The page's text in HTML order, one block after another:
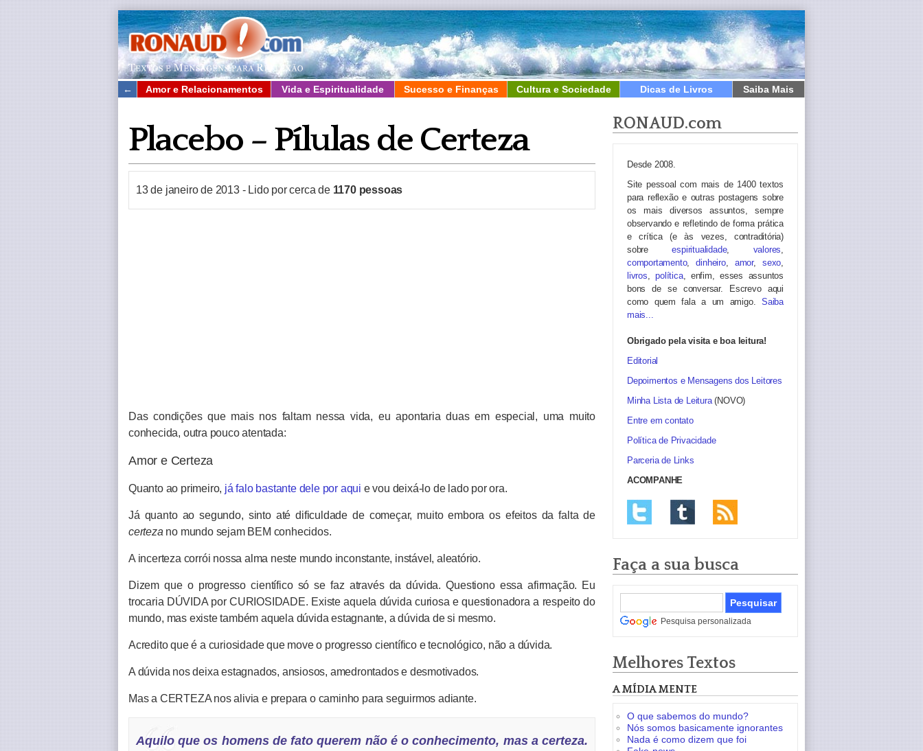
← Amor e Relacionamentos Vida e Espiritualidade Sucesso e Finanças Cultura e Sociedade Dicas de Livros Saiba Mais
Placebo – Pílulas de Certeza
13 de janeiro de 2013- Lido por cerca de 1170pessoas
Das condições que mais nos faltam nessa vida, eu apontaria duas em especial, uma muito
conhecida, outra pouco atentada:
Amor e Certeza
Quanto ao primeiro, já falo bastante dele por aqui e vou deixá-lo de lado por ora.
Já quanto ao segundo, sinto até dificuldade de começar, muito embora os efeitos da falta de
certeza no mundo sejam BEM conhecidos.
A incerteza corrói nossa alma neste mundo inconstante, instável, aleatório.
Dizem que o progresso científico só se faz através da dúvida. Questiono essa afirmação. Eu
trocaria DÚVIDA por CURIOSIDADE. Existe aquela dúvida curiosa e questionadora a respeito do
mundo, mas existe também aquela dúvida estagnante, a dúvida de si mesmo.
Acredito que é a curiosidade que move o progresso científico e tecnológico, não a dúvida.
A dúvida nos deixa estagnados, ansiosos, amedrontados e desmotivados.
Mas a CERTEZA nos alivia e prepara o caminho para seguirmos adiante.
Aquilo que os homens de fato querem não é o conhecimento, mas a certeza.
RONAUD.com
Desde 2008.
Site pessoal com mais de 1400 textos
para reflexão e outras postagens sobre
os mais diversos assuntos, sempre
observando e refletindo de forma prática
e crítica (e às vezes, contraditória)
sobreespiritualidade, valores,
comportamento,dinheiro, amor, sexo,
livros,política, enfim, esses assuntos
bons de se conversar. Escrevo aqui
como quem fala a um amigo. Saiba
mais...
Obrigado pela visita e boa leitura!
Editorial
Depoimentos e Mensagens dos Leitores
Minha Lista de Leitura(NOVO)
Entre em contato
Política de Privacidade
Parceria de Links
ACOMPANHE
Faça a sua busca
Pesquisa personalizada
Melhores Textos
A MÍDIA MENTE
O que sabemos do mundo?
Nós somos basicamente ignorantes
Nada é como dizem que foi